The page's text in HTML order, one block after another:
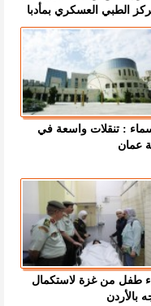
الطبي العسكري بمأدبا
: تنقلات واسعة في
عمان
طفل من غزة لاستكمال
بالأردن